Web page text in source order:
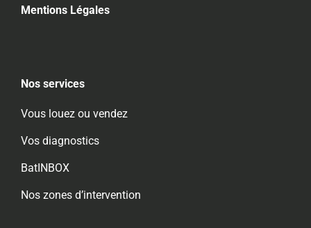
Mentions Légales
Nos services
Vous louez ou vendez
Vos diagnostics
BatINBOX
Nos zones d’intervention